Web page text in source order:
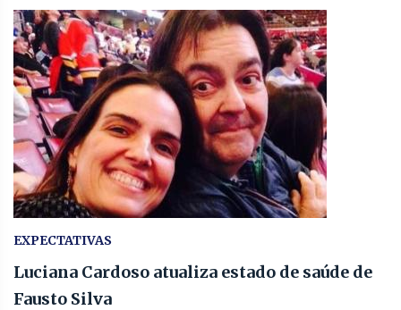
EXPECTATIVAS
Luciana Cardoso atualiza estado de saúde de
Fausto Silva